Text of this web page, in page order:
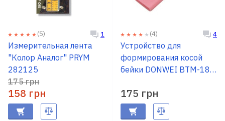
(5) 1
Измерительная лента
"Колор Аналог" PRYM
282125
175 грн
158 грн
(4) 4
Устройство для
формирования косой
бейки DONWEI BTM-18,
175 грн